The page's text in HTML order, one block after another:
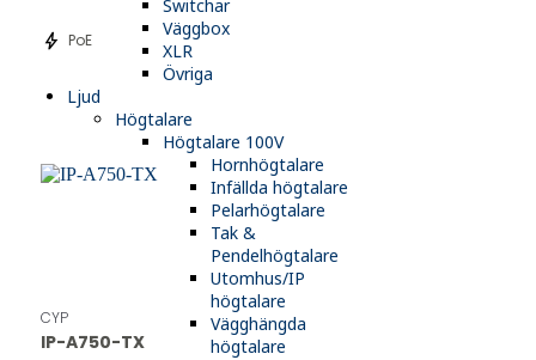
Switchar
Väggbox
XLR
Övriga
Ljud
Högtalare
Högtalare 100V
Hornhögtalare
Infällda högtalare
Pelarhögtalare
Tak &
Pendelhögtalare
Utomhus/IP
högtalare
Vägghängda
högtalare
bolt PoE
CYP
IP-A750-TX